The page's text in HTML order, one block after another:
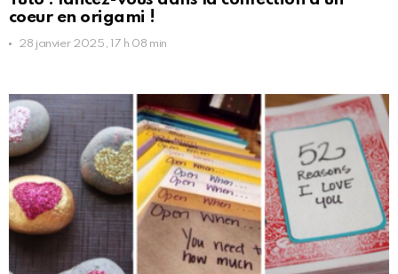
coeur en origami !
28 janvier 2025, 17 h 08 min